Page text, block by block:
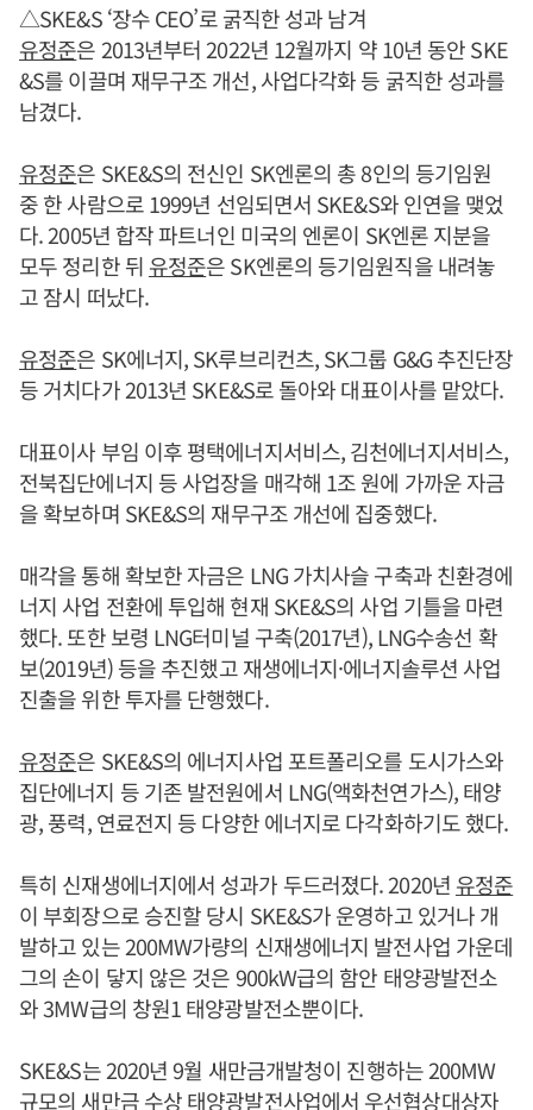
△SKE&S ‘장수 CEO’로 굵직한 성과 남겨
유정준은 2013년부터 2022년 12월까지 약 10년 동안 SKE
&S를 이끌며 재무구조 개선, 사업다각화 등 굵직한 성과를
남겼다.
유정준은 SKE&S의 전신인 SK엔론의 총 8인의 등기임원
중 한 사람으로 1999년 선임되면서 SKE&S와 인연을 맺었
다. 2005년 합작 파트너인 미국의 엔론이 SK엔론 지분을
모두 정리한 뒤 유정준은 SK엔론의 등기임원직을 내려놓
고 잠시 떠났다.
유정준은 SK에너지, SK루브리컨츠, SK그룹 G&G 추진단장
등 거치다가 2013년 SKE&S로 돌아와 대표이사를 맡았다.
대표이사 부임 이후 평택에너지서비스, 김천에너지서비스,
전북집단에너지 등 사업장을 매각해 1조 원에 가까운 자금
을 확보하며 SKE&S의 재무구조 개선에 집중했다.
매각을 통해 확보한 자금은 LNG 가치사슬 구축과 친환경에
너지 사업 전환에 투입해 현재 SKE&S의 사업 기틀을 마련
했다. 또한 보령 LNG터미널 구축(2017년), LNG수송선 확
보(2019년) 등을 추진했고 재생에너지·에너지솔루션 사업
진출을 위한 투자를 단행했다.
유정준은 SKE&S의 에너지사업 포트폴리오를 도시가스와
집단에너지 등 기존 발전원에서 LNG(액화천연가스), 태양
광, 풍력, 연료전지 등 다양한 에너지로 다각화하기도 했다.
특히 신재생에너지에서 성과가 두드러졌다. 2020년 유정준
이 부회장으로 승진할 당시 SKE&S가 운영하고 있거나 개
발하고 있는 200MW가량의 신재생에너지 발전사업 가운데
그의 손이 닿지 않은 것은 900kW급의 함안 태양광발전소
와 3MW급의 창원1 태양광발전소뿐이다.
SKE&S는 2020년 9월 새만금개발청이 진행하는 200MW
규모의 새만금 수상 태양광발전사업에서 우선협상대상자